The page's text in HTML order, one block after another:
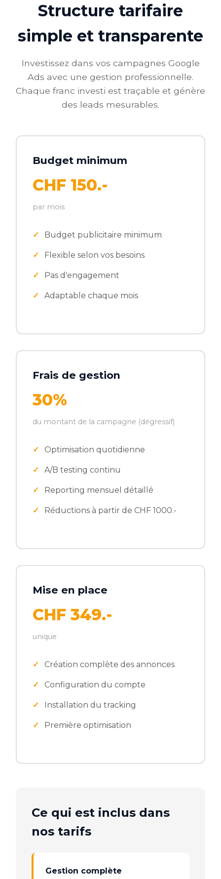
Structure tarifaire
simple et transparente
Investissez dans vos campagnes Google
Ads avec une gestion professionnelle.
Chaque franc investi est traçable et génère
des leads mesurables.
Budget minimum
CHF 150.-
par mois
Budget publicitaire minimum
Flexible selon vos besoins
Pas d'engagement
Adaptable chaque mois
Frais de gestion
30%
du montant de la campagne (dégressif)
Optimisation quotidienne
A/B testing continu
Reporting mensuel détaillé
Réductions à partir de CHF 1000.-
Mise en place
CHF 349.-
unique
Création complète des annonces
Configuration du compte
Installation du tracking
Première optimisation
Ce qui est inclus dans
nos tarifs
Gestion complète